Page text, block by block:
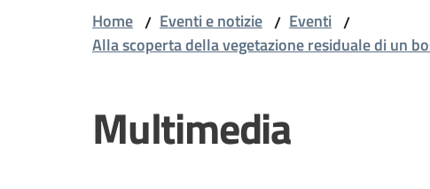
Home / Eventi e notizie / Eventi /
Alla scoperta della vegetazione residuale di un
Multimedia